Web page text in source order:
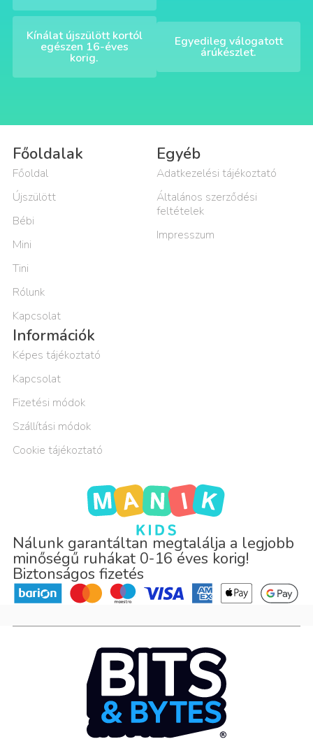
Kínálat újszülött kortól
egészen 16-éves
korig.
Egyedileg válogatott
árúkészlet.
Nálunk garantáltan megtalálja a legjobb
minőségű ruhákat 0-16 éves korig!
Biztonságos fizetés
Főoldalak
Főoldal
Újszülött
Bébi
Mini
Tini
Rólunk
Kapcsolat
Egyéb
Adatkezelési tájékoztató
Általános szerződési
feltételek
Impresszum
Információk
Képes tájékoztató
Kapcsolat
Fizetési módok
Szállítási módok
Cookie tájékoztató